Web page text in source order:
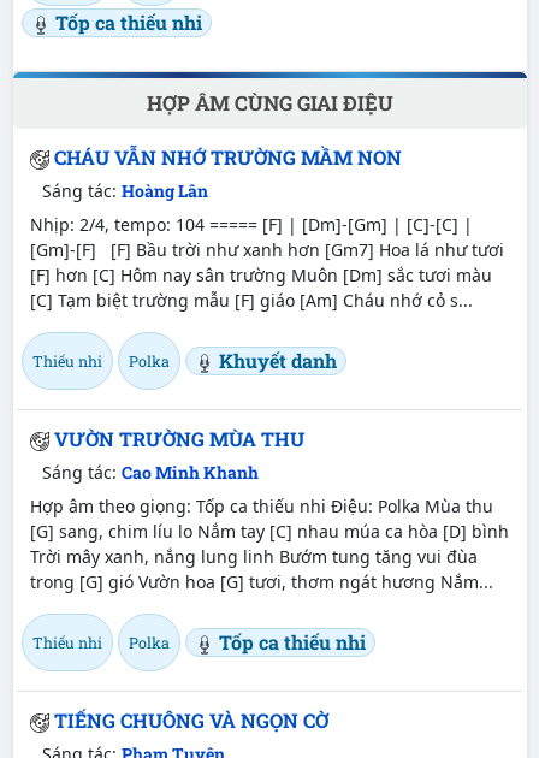
Tốp ca thiếu nhi
HỢP ÂM CÙNG GIAI ĐIỆU
CHÁU VẪN NHỚ TRƯỜNG MẦM NON
Sáng tác: Hoàng Lân
Nhịp: 2/4, tempo: 104 ===== [F] | [Dm]-[Gm] | [C]-[C] |
[Gm]-[F] [F] Bầu trời như xanh hơn [Gm7] Hoa lá như tươi
[F] hơn [C] Hôm nay sân trường Muôn [Dm] sắc tươi màu
[C] Tạm biệt trường mẫu [F] giáo [Am] Cháu nhớ cỏ s...
Thiếu nhi Polka Khuyết danh
VƯỜN TRƯỜNG MÙA THU
Sáng tác: Cao Minh Khanh
Hợp âm theo giọng: Tốp ca thiếu nhi Điệu: Polka Mùa thu
[G] sang, chim líu lo Nắm tay [C] nhau múa ca hòa [D] bình
Trời mây xanh, nắng lung linh Bướm tung tăng vui đùa
trong [G] gió Vườn hoa [G] tươi, thơm ngát hương Nắm...
Thiếu nhi Polka Tốp ca thiếu nhi
TIẾNG CHUÔNG VÀ NGỌN CỜ
Sáng tác: Phạm Tuyên